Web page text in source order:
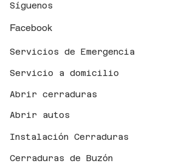
Síguenos
Facebook
Servicios de Emergencia
Servicio a domicilio
Abrir cerraduras
Abrir autos
Instalación Cerraduras
Cerraduras de Buzón